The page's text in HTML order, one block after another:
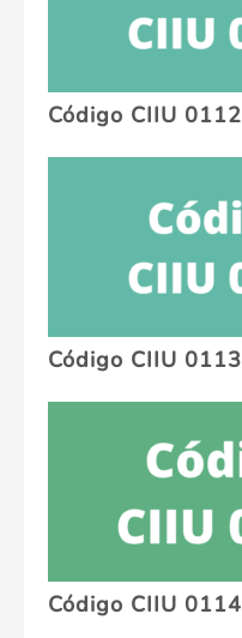
Código CIIU 0112
Código CIIU 0113
Código CIIU 0114